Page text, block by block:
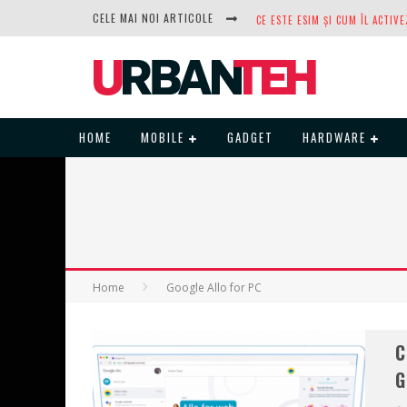
CELE MAI NOI ARTICOLE
DUPĂ ANI DE REFUZURI,
HOME MOBILE GADGET HARDWARE
Home Google Allo for PC